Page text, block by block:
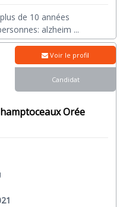
de 10 années
alzheim ...
Orée
Voir le profil
Candidat